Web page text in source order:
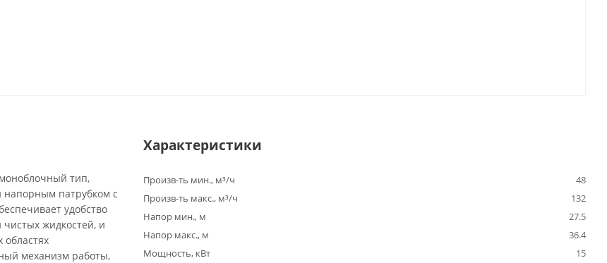
тип,
патрубком с
удобство
жидкостей, и
механизм работы,
Характеристики
Произв-ть мин., м³/ч
48
Произв-ть макс., м³/ч
132
Напор мин., м
27.5
Напор макс., м
36.4
Мощность, кВт
15